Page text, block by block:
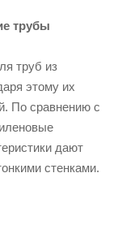
трубы
труб из
этому их
По сравнению с
дают
стенками.